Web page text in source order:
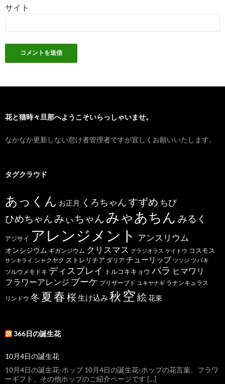
サイト
花と猫時々旦那へようこそいらっしゃいませ。
なかなか更新しない怠け者管理者ですが宜しくお願いいたします。
タグクラウド
あっくん お正月 くろちゃんすずめ ちび
ひめちゃんみぃちゃん みゃあちん みるく
アジサイ アレンジメント アンスリウム
オンシジウム ギガンジウム クリスマス グラジオラス ケイトウ コスモス
サンキライ シャクヤク ストレリチア ダリア チューリップ ツツジ ツバキ
ツルウメモドキ ディスプレイ トルコキキョウ バラ ヒマワリ
フラワーアレンジ ブーケ プリザーブド ユキヤナギ ラナンキュラス
リンドウ 冬 夏春桜生け込み 秋 空絵花束
366日の誕生花
10月4日の誕生花
10月4日の誕生花-ホップ 10月4日の誕生花-ホップの花言葉、フラワ
ーギフト、その他ホップのご紹介ページです […]